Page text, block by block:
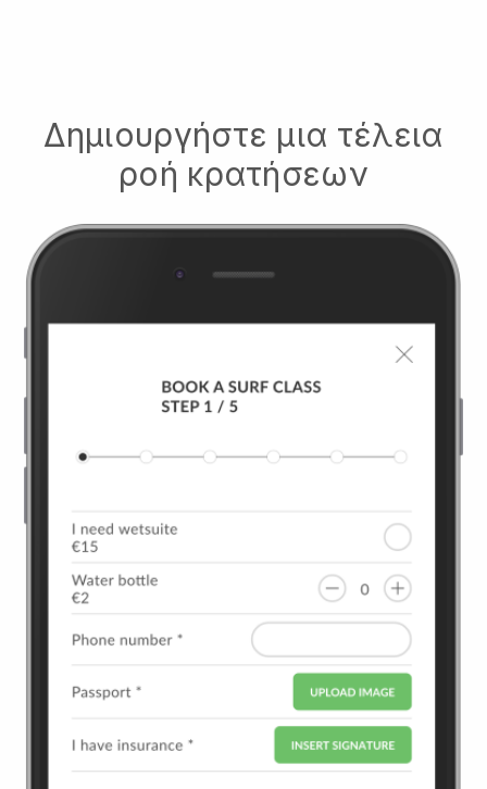
Δημιουργήστε μια τέλεια
ροή κρατήσεων